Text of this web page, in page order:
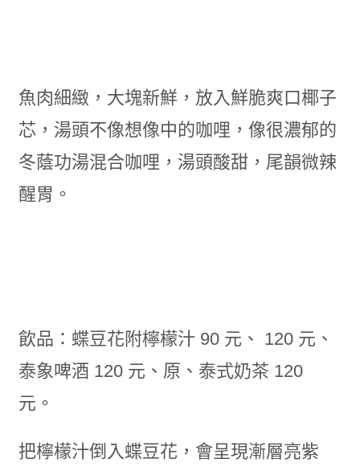
魚肉細緻，大塊新鮮，放入鮮脆爽口椰子
芯，湯頭不像想像中的咖哩，像很濃郁的
冬蔭功湯混合咖哩，湯頭酸甜，尾韻微辣
醒胃。
飲品：蝶豆花附檸檬汁 90 元、 120 元、
泰象啤酒 120 元、原、泰式奶茶 120
元。
把檸檬汁倒入蝶豆花，會呈現漸層亮紫